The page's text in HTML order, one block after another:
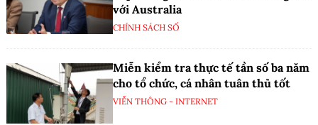
với Australia
CHÍNH SÁCH SỐ
Miễn kiểm tra thực tế tần số ba năm
cho tổ chức, cá nhân tuân thủ tốt
VIỄN THÔNG - INTERNET